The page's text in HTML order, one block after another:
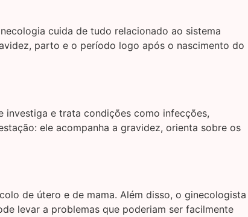
cuida de tudo relacionado ao sistema
parto e o período logo após o nascimento do
investiga e trata condições como infecções,
ele acompanha a gravidez, orienta sobre os
de útero e de mama. Além disso, o ginecologista
levar a problemas que poderiam ser facilmente